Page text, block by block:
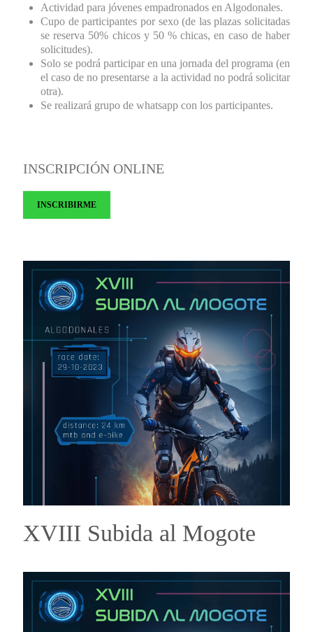
Actividad para jóvenes empadronados en Algodonales.
Cupo de participantes por sexo (de las plazas solicitadas
se reserva 50% chicos y 50 % chicas, en caso de haber
solicitudes).
Solo se podrá participar en una jornada del programa (en
el caso de no presentarse a la actividad no podrá solicitar
otra).
Se realizará grupo de whatsapp con los participantes.
INSCRIPCIÓN ONLINE
INSCRIBIRME
XVIII Subida al Mogote